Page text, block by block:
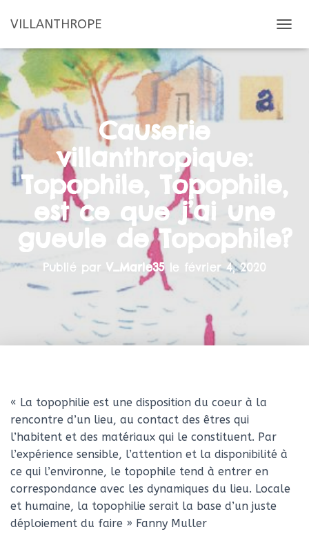
VILLANTHROPE
É
I
T
Causerie
villanthropique:
Topophile, Topophile,
est ce que j’ai une
gueule de Topophile?
Publié par V_Marie35le février 4, 2020
« La topophilie est une disposition du coeur à la
rencontre d’un lieu, au contact des êtres qui
l’habitent et des matériaux qui le constituent. Par
l’expérience sensible, l’attention et la disponibilité à
ce qui l’environne, le topophile tend à entrer en
correspondance avec les dynamiques du lieu. Locale
et humaine, la topophilie serait la base d’un juste
déploiement du faire » Fanny Muller